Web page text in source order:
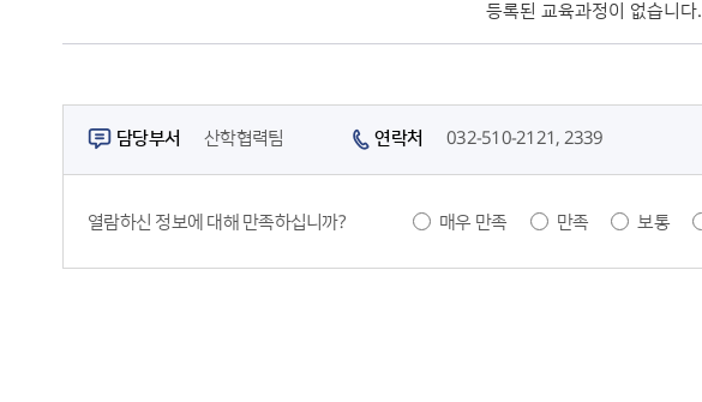
등록된 교육과정이 없습니다.
담당부서 산학협력팀 연락처 032-510-2121, 2339
열람하신 정보에 대해 만족하십니까? 매우 만족 만족 보통